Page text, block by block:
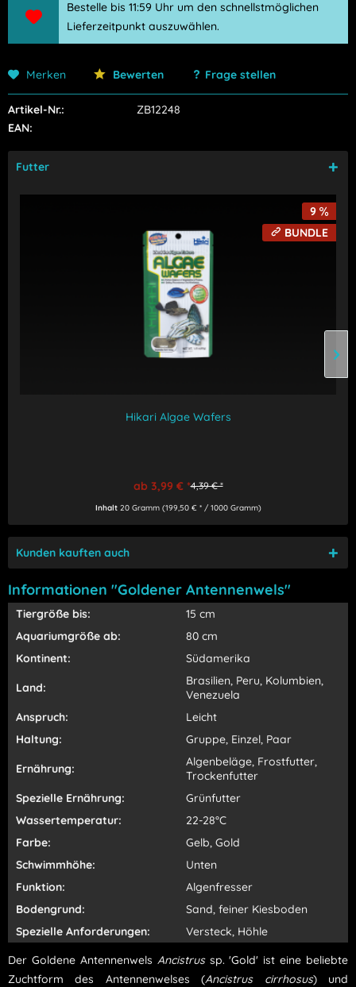
Bestelle bis 11:59 Uhr um den schnellstmöglichen
Lieferzeitpunkt auszuwählen.
Merken Bewerten Frage stellen
Artikel-Nr.:
ZB12248
EAN:
Futter
9
BUNDLE
Hikari Algae Wafers
ab 3,99 € *4,39 € *
Inhalt 20 Gramm (199,50 € * / 1000 Gramm)
Kunden kauften auch
Informationen "Goldener Antennenwels"
Tiergröße bis:
15 cm
Aquariumgröße ab:
80 cm
Kontinent:
Südamerika
Land:
Brasilien, Peru, Kolumbien,
Venezuela
Anspruch:
Leicht
Haltung:
Gruppe, Einzel, Paar
Ernährung:
Algenbeläge, Frostfutter,
Trockenfutter
Spezielle Ernährung:
Grünfutter
Wassertemperatur:
22-28°C
Farbe:
Gelb, Gold
Schwimmhöhe:
Unten
Funktion:
Algenfresser
Bodengrund:
Sand, feiner Kiesboden
Spezielle Anforderungen:
Versteck, Höhle
Der Goldene Antennenwels Ancistrussp. 'Gold' ist eine beliebte
Zuchtform des Antennenwelses (Ancistrus cirrhosus) und